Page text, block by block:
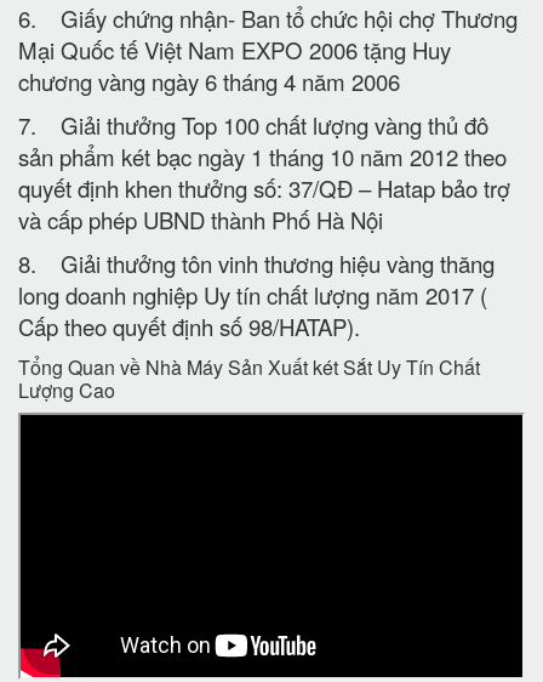
6. Giấy chứng nhận- Ban tổ chức hội chợ Thương
Mại Quốc tế Việt Nam EXPO 2006 tặng Huy
chương vàng ngày 6 tháng 4 năm 2006
7. Giải thưởng Top 100 chất lượng vàng thủ đô
sản phẩm két bạc ngày 1 tháng 10 năm 2012 theo
quyết định khen thưởng số: 37/QĐ – Hatap bảo trợ
và cấp phép UBND thành Phố Hà Nội
8. Giải thưởng tôn vinh thương hiệu vàng thăng
long doanh nghiệp Uy tín chất lượng năm 2017 (
Cấp theo quyết định số 98/HATAP).
Tổng Quan về Nhà Máy Sản Xuất két Sắt Uy Tín Chất
Lượng Cao